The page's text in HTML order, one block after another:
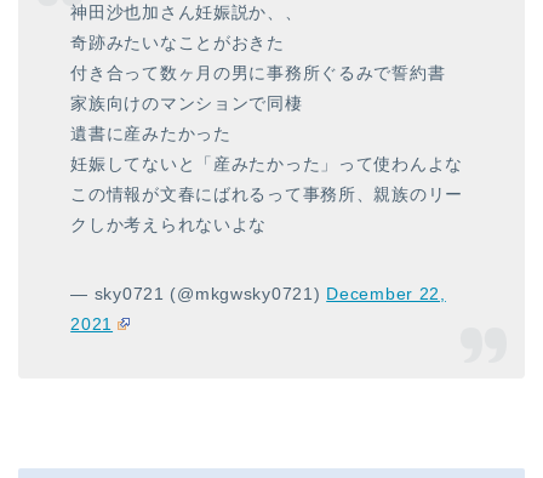
神田沙也加さん妊娠説か、、
奇跡みたいなことがおきた
付き合って数ヶ月の男に事務所ぐるみで誓約書
家族向けのマンションで同棲
遺書に産みたかった
妊娠してないと「産みたかった」って使わんよな
この情報が文春にばれるって事務所、親族のリー
クしか考えられないよな
— sky0721 (@mkgwsky0721) December 22,
2021